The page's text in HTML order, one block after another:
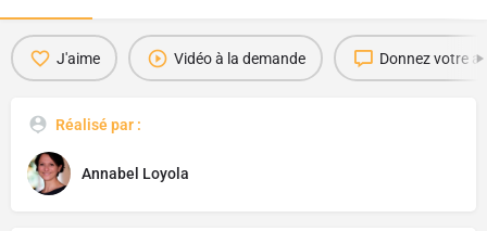
J'aime Vidéo à la demande Donnez votre
Réalisé par :
Annabel Loyola